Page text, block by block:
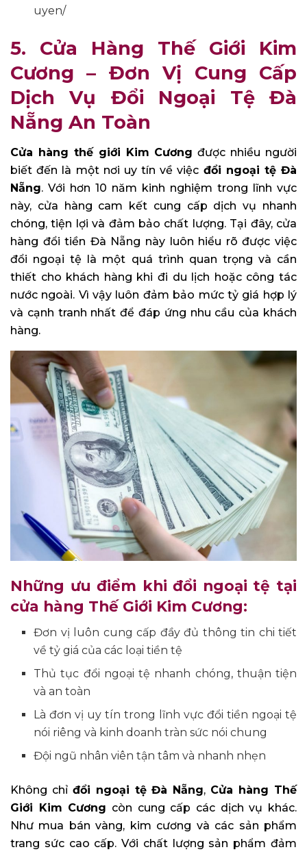
uyen/
5. Cửa Hàng Thế Giới Kim
Cương – Đơn Vị Cung Cấp
Dịch Vụ Đổi Ngoại Tệ Đà
Nẵng An Toàn
Cửa hàng thế giới Kim Cương được nhiều người
biết đến là một nơi uy tín về việc đổi ngoại tệ Đà
Nẵng. Với hơn 10 năm kinh nghiệm trong lĩnh vực
này, cửa hàng cam kết cung cấp dịch vụ nhanh
chóng, tiện lợi và đảm bảo chất lượng. Tại đây, cửa
hàng đổi tiền Đà Nẵng này luôn hiểu rõ được việc
đổi ngoại tệ là một quá trình quan trọng và cần
thiết cho khách hàng khi đi du lịch hoặc công tác
nước ngoài. Vì vậy luôn đảm bảo mức tỷ giá hợp lý
và cạnh tranh nhất để đáp ứng nhu cầu của khách
hàng.
Những ưu điểm khi đổi ngoại tệ tại
cửa hàng Thế Giới Kim Cương:
Đơn vị luôn cung cấp đầy đủ thông tin chi tiết
về tỷ giá của các loại tiền tệ
Thủ tục đổi ngoại tệ nhanh chóng, thuận tiện
và an toàn
Là đơn vị uy tín trong lĩnh vực đổi tiền ngoại tệ
nói riêng và kinh doanh tràn sức nói chung
Đội ngũ nhân viên tận tâm và nhanh nhẹn
Không chỉ đổi ngoại tệ Đà Nẵng, Cửa hàng Thế
Giới Kim Cương còn cung cấp các dịch vụ khác.
Như mua bán vàng, kim cương và các sản phẩm
trang sức cao cấp. Với chất lượng sản phẩm đảm